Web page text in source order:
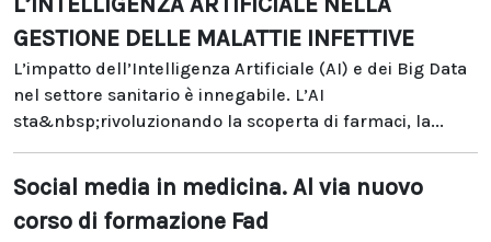
GESTIONE DELLE MALATTIE INFETTIVE
L’impatto dell’Intelligenza Artificiale (AI) e dei Big Data
nel settore sanitario è innegabile. L’AI
sta&nbsp;rivoluzionando la scoperta di farmaci, la...
Social media in medicina. Al via nuovo
corso di formazione Fad